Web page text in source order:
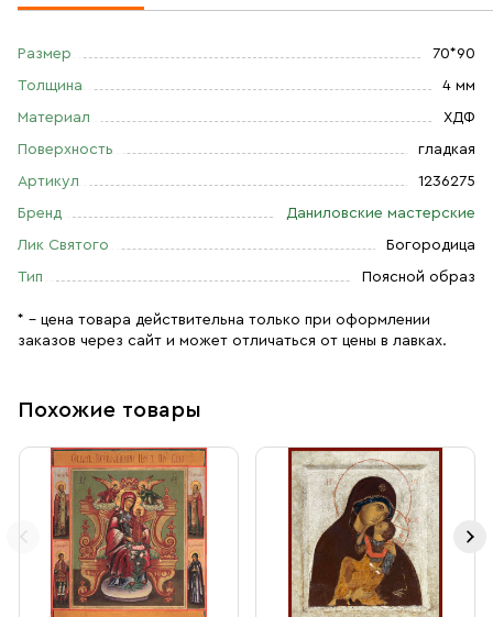
Размер 70*90
Толщина 4 мм
Материал ХДФ
Поверхность гладкая
Артикул 1236275
Бренд Даниловские мастерские
Лик Святого Богородица
Тип Поясной образ
* – цена товара действительна только при оформлении
заказов через сайт и может отличаться от цены в лавках.
Похожие товары